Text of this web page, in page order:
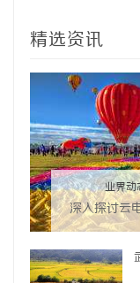
精选资讯
业界动
深入探讨云
新视